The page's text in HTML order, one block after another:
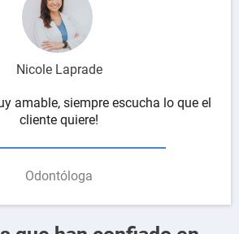
Nicole Laprade
amable, siempre escucha lo que el
cliente quiere!
Odontóloga